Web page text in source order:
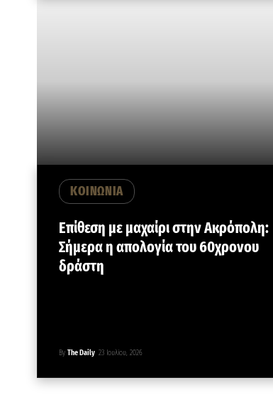
ΚΟΙΝΩΝΙΑ
Επίθεση με μαχαίρι στην Ακρόπολη:
Σήμερα η απολογία του 60χρονου
δράστη
By The Daily 23 Ιουλίου, 2026